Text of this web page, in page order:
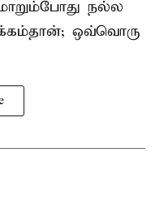
நல்ல
ஒவ்வொரு